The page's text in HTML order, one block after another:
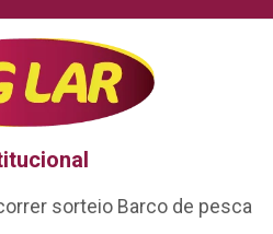
sorteio Barco de pesca